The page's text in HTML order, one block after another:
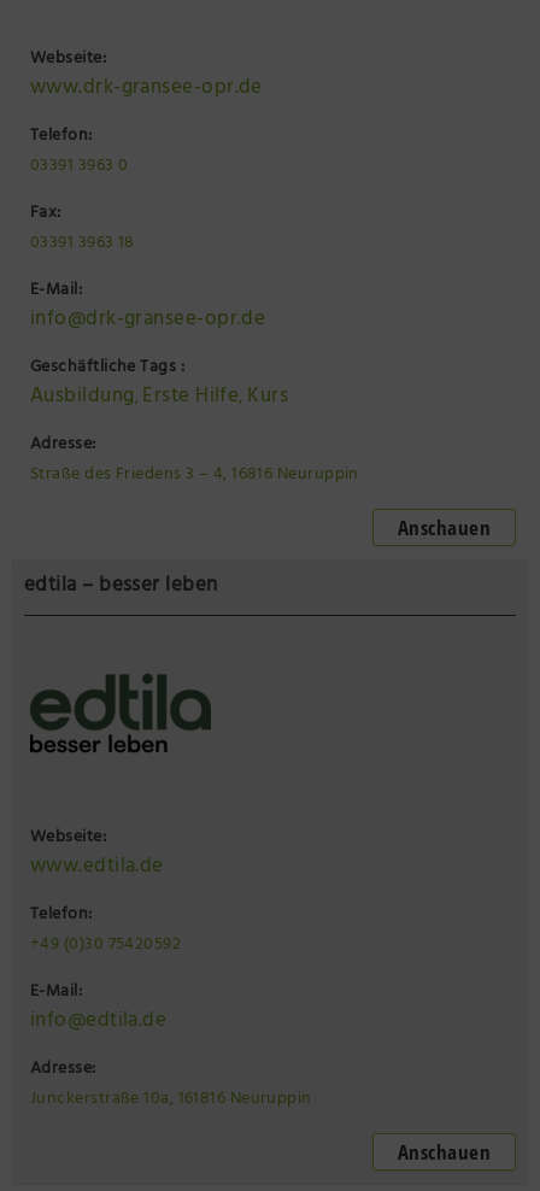
Webseite:
www.drk-gransee-opr.de
Telefon:
03391 3963 0
Fax:
03391 3963 18
E-Mail:
info@drk-gransee-opr.de
Geschäftliche Tags :
Ausbildung,Erste Hilfe, Kurs
Adresse:
Straße des Friedens 3 – 4, 16816 Neuruppin
Anschauen
edtila – besser leben
Webseite:
www.edtila.de
Telefon:
+49 (0)30 75420592
E-Mail:
info@edtila.de
Adresse:
Junckerstraße 10a, 161816 Neuruppin
Anschauen